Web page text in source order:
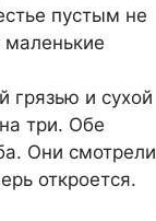
пустым не
грязью и сухой
три. Обе
Они смотрели
откроется.